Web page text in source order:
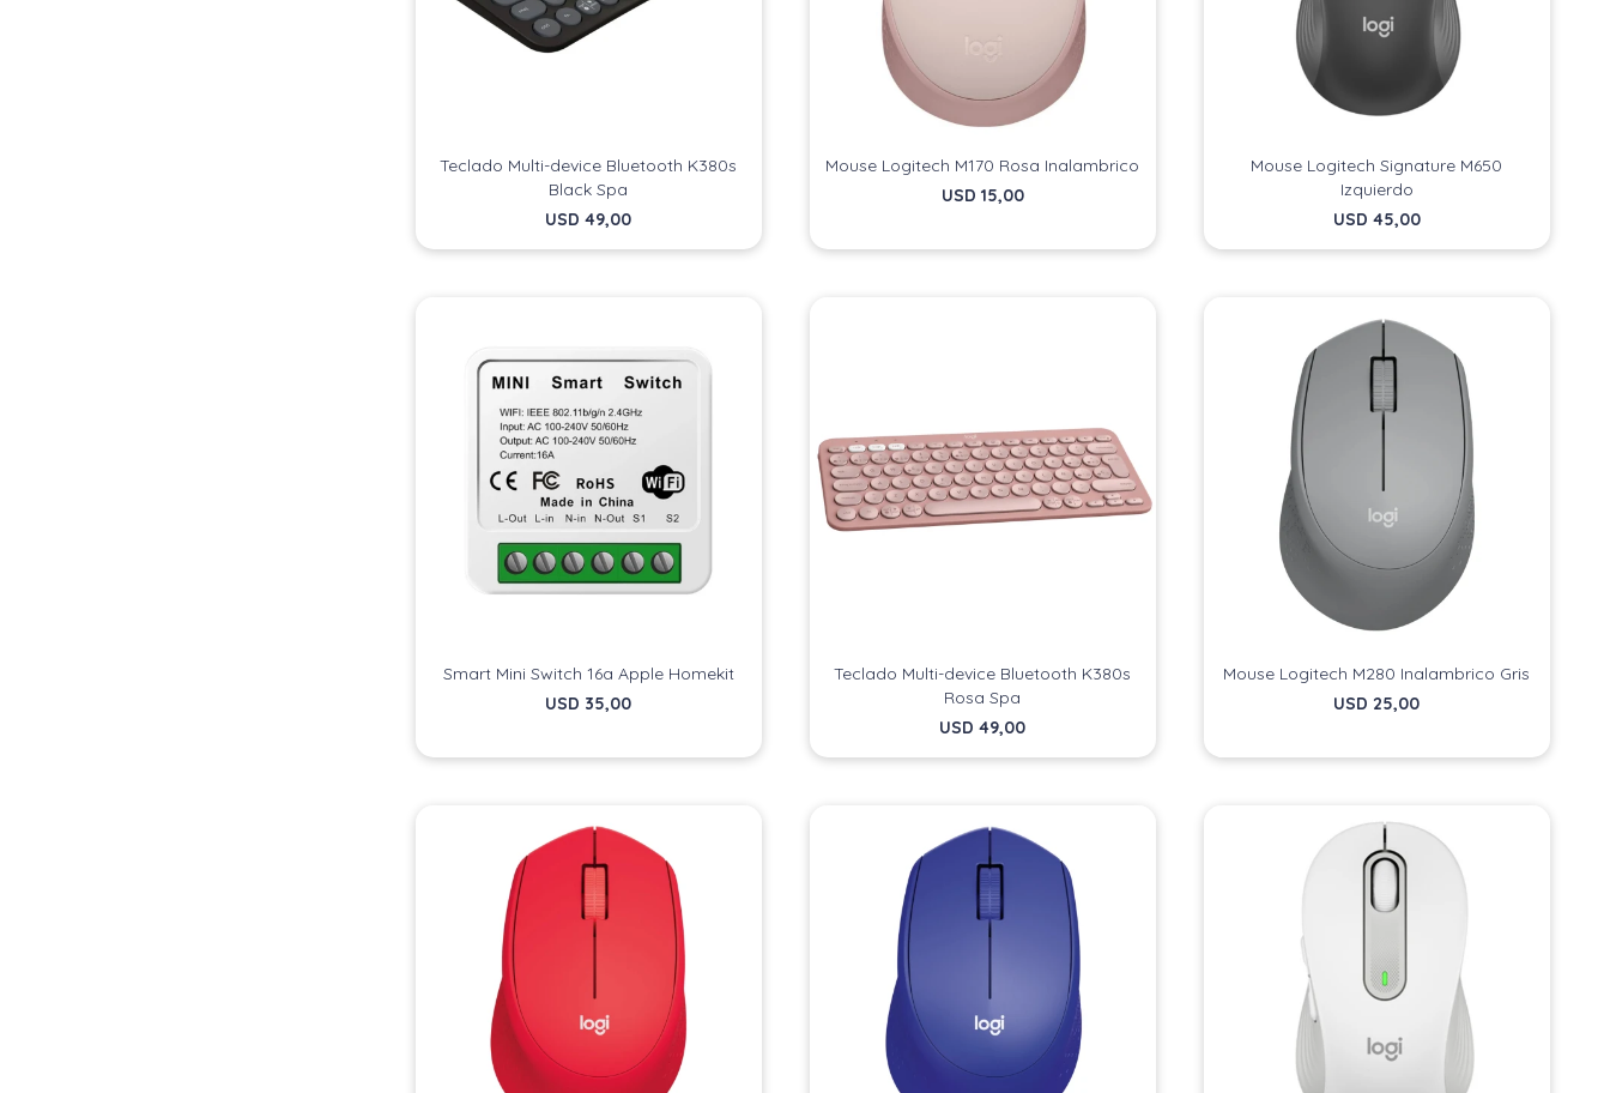
Teclado Multi-device Bluetooth K380s
Black Spa
USD 49,00
Mouse Logitech M170 Rosa Inalambrico
USD 15,00
Mouse Logitech Signature M650
Izquierdo
USD 45,00
Smart Mini Switch 16a Apple Homekit
USD 35,00
Teclado Multi-device Bluetooth K380s
Rosa Spa
USD 49,00
Mouse Logitech M280 Inalambrico Gris
USD 25,00